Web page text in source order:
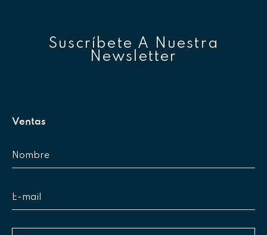
Suscríbete A Nuestra
Newsletter
Ventas